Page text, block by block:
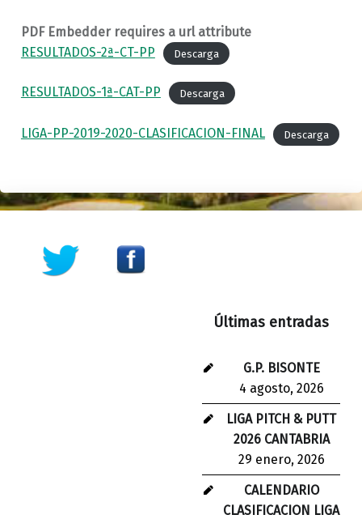
PDF Embedder requires a url attribute
RESULTADOS-2ª-CT-PP
Descarga
RESULTADOS-1ª-CAT-PP Descarga
LIGA-PP-2019-2020-CLASIFICACION-FINAL Descarga
Últimas entradas
G.P. BISONTE
4 agosto, 2026
LIGA PITCH & PUTT
2026 CANTABRIA
29 enero, 2026
CALENDARIO
CLASIFICACION LIGA